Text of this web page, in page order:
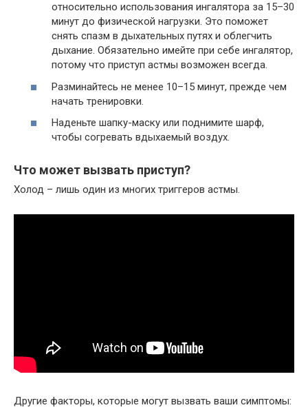
относительно использования ингалятора за 15–30
минут до физической нагрузки. Это поможет
снять спазм в дыхательных путях и облегчить
дыхание. Обязательно имейте при себе ингалятор,
потому что приступ астмы возможен всегда.
Разминайтесь не менее 10–15 минут, прежде чем
начать тренировки.
Наденьте шапку-маску или поднимите шарф,
чтобы согревать вдыхаемый воздух.
Что может вызвать приступ?
Холод – лишь один из многих триггеров астмы.
Другие факторы, которые могут вызвать ваши симптомы: